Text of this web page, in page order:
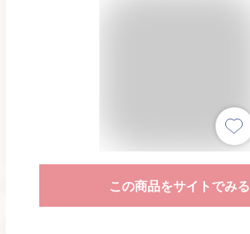
この商品をサイトでみる